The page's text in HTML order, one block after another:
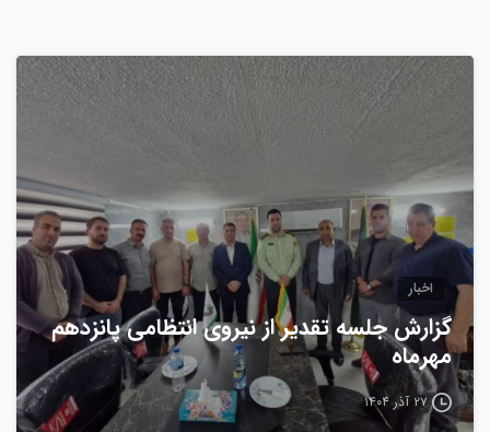
0
اخبار
گزارش جلسه تقدیر از نیروی انتظامی پانزدهم
مهرماه
۲۷ آذر ۱۴۰۴